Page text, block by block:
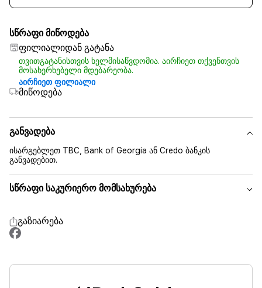
სწრაფი მიწოდება
ფილიალიდან გატანა
თვითგატანისთვის ხელმისაწვდომია. აირჩიეთ თქვენთვის
მოსახერხებელი მდებარეობა.
აირჩიეთ ფილიალი
მიწოდება
განვადება
ისარგებლეთ TBC, Bank of Georgia ან Credo ბანკის
განვადებით.
სწრაფი საკურიერო მომსახურება
გაზიარება